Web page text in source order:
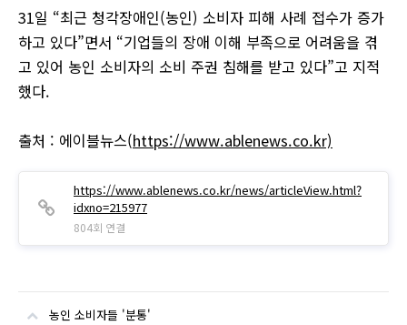
31일 “최근 청각장애인(농인) 소비자 피해 사례 접수가 증가
하고 있다”면서 “기업들의 장애 이해 부족으로 어려움을 겪
고 있어 농인 소비자의 소비 주권 침해를 받고 있다”고 지적
했다.
출처 : 에이블뉴스(https://www.ablenews.co.kr)
https://www.ablenews.co.kr/news/articleView.html?
idxno=215977
804회 연결
농인 소비자들 '분통'